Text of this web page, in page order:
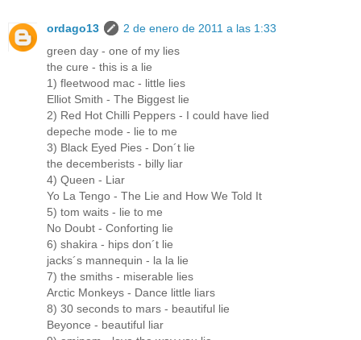
ordago13
2 de enero de 2011 a las 1:33
green day - one of my lies
the cure - this is a lie
1) fleetwood mac - little lies
Elliot Smith - The Biggest lie
2) Red Hot Chilli Peppers - I could have lied
depeche mode - lie to me
3) Black Eyed Pies - Don´t lie
the decemberists - billy liar
4) Queen - Liar
Yo La Tengo - The Lie and How We Told It
5) tom waits - lie to me
No Doubt - Conforting lie
6) shakira - hips don´t lie
jacks´s mannequin - la la lie
7) the smiths - miserable lies
Arctic Monkeys - Dance little liars
8) 30 seconds to mars - beautiful lie
Beyonce - beautiful liar